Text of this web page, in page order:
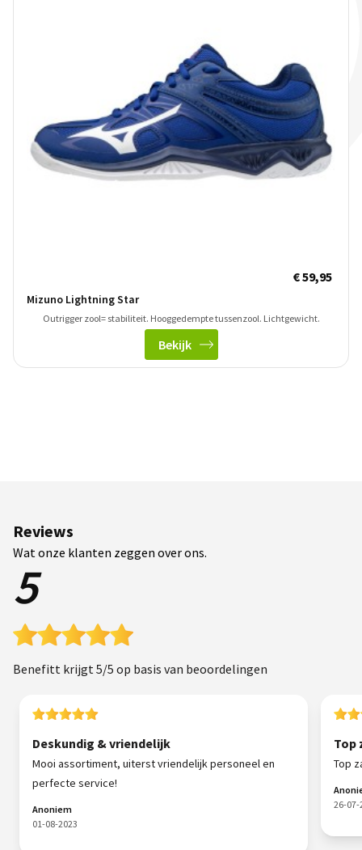
€ 59,95
Mizuno Lightning Star
Outrigger zool= stabiliteit. Hooggedempte tussenzool. Lichtgewicht.
Bekijk
Reviews
Wat onze klanten zeggen over ons.
5
Benefitt krijgt 5/5 op basis van beoordelingen
Deskundig & vriendelijk
Mooi assortiment, uiterst vriendelijk personeel en
perfecte service!
Anoniem
01-08-2023
Top
Top
26-07-